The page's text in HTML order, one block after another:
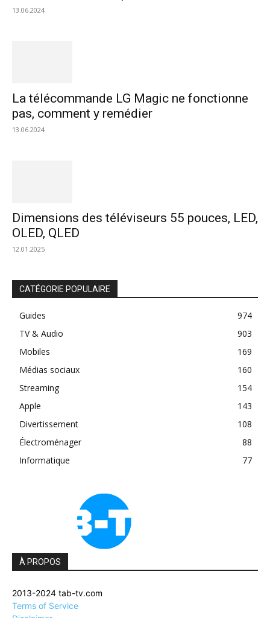
13.06.2024
La télécommande LG Magic ne fonctionne
pas, comment y remédier
13.06.2024
Dimensions des téléviseurs 55 pouces, LED,
OLED, QLED
12.01.2025
CATÉGORIE POPULAIRE
Guides
974
TV & Audio
903
Mobiles
169
Médias sociaux
160
Streaming
154
Apple
143
Divertissement
108
Électroménager
88
Informatique
77
À PROPOS
2013-2024 tab-tv.com
Terms of Service